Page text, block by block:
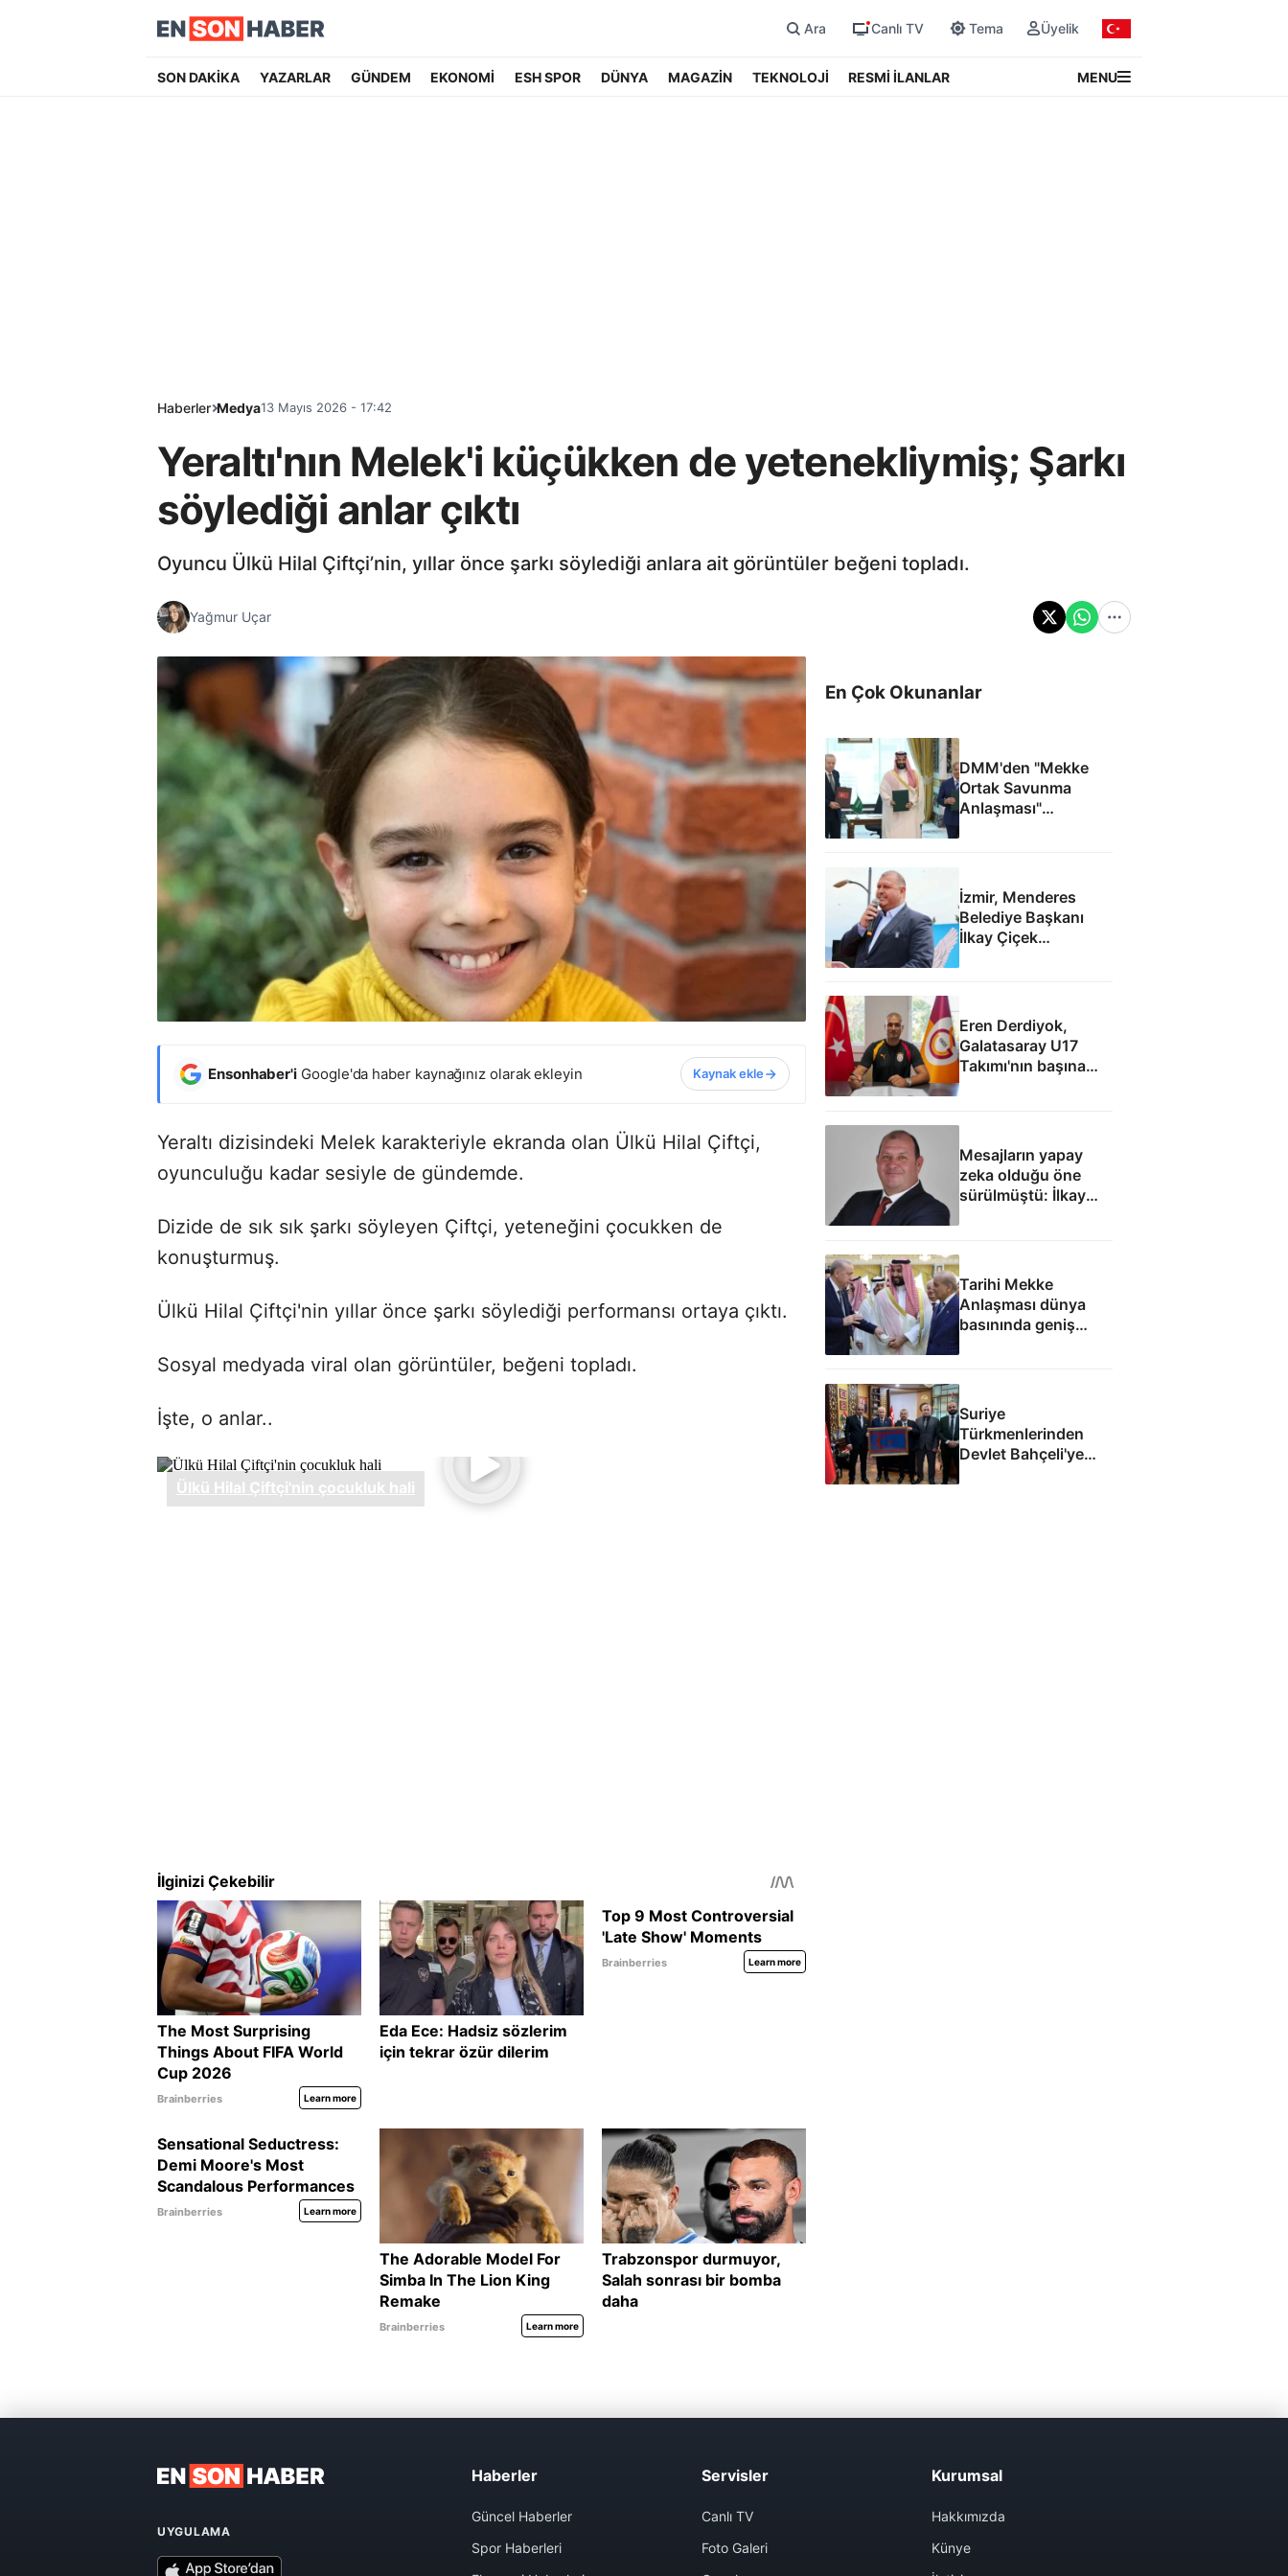
Ara Canlı TV Tema Üyelik
SON DAKİKA YAZARLAR GÜNDEM EKONOMİ ESH SPOR DÜNYA MAGAZİN TEKNOLOJİ RESMİ İLANLAR MENU
Haberler Medya13 Mayıs 2026 - 17:42
Yeraltı'nın Melek'i küçükken de yetenekliymiş; Şarkı
söylediği anlar çıktı
Oyuncu Ülkü Hilal Çiftçi’nin, yıllar önce şarkı söylediği anlara ait görüntüler beğeni topladı.
Yağmur Uçar
Ensonhaber'i Google'da haber kaynağınız olarak ekleyin Kaynak ekle
Yeraltı dizisindeki Melek karakteriyle ekranda olan Ülkü Hilal Çiftçi,
oyunculuğu kadar sesiyle de gündemde.
Dizide de sık sık şarkı söyleyen Çiftçi, yeteneğini çocukken de
konuşturmuş.
Ülkü Hilal Çiftçi'nin yıllar önce şarkı söylediği performansı ortaya çıktı.
Sosyal medyada viral olan görüntüler, beğeni topladı.
İşte, o anlar..
En Çok Okunanlar
DMM'den "Mekke
Ortak Savunma
Anlaşması"
iddialarına yalanlama
İzmir, Menderes
Belediye Başkanı
İlkay Çiçek
Eren Derdiyok,
Galatasaray U17
Takımı'nın başına
geçti
Mesajların yapay
zeka olduğu öne
sürülmüştü: İlkay
Tarihi Mekke
Anlaşması dünya
basınında geniş
yankı uyandırdı
Suriye
Türkmenlerinden
Devlet Bahçeli'ye
UYGULAMA
Haberler
Güncel Haberler
Spor Haberleri
Servisler
Canlı TV
Foto Galeri
Kurumsal
Hakkımızda
Künye